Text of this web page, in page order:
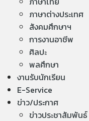
ภาษาต่างประเทศ
สังคมศึกษาฯ
การงานอาชีพ
ศิลปะ
พลศึกษา
งานรับนักเรียน
E-Service
ข่าว/ประกาศ
ข่าวประชาสัมพันธ์